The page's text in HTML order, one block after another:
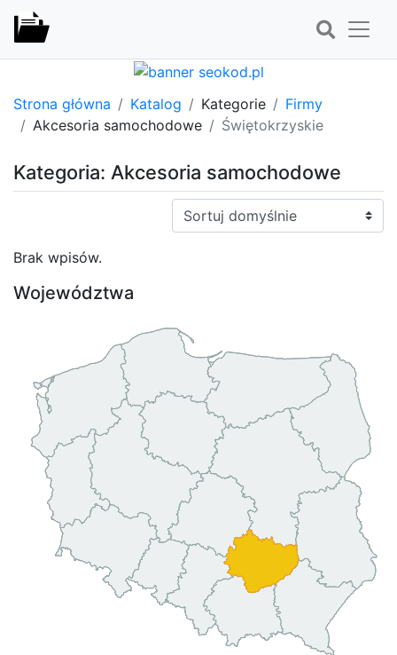
Strona główna Katalog Kategorie
Firmy
Akcesoria samochodowe
Świętokrzyskie
Kategoria: Akcesoria samochodowe
Sortuj:
Brak wpisów.
Województwa